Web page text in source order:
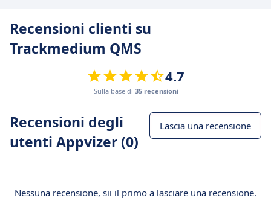
Recensioni clienti su
Trackmedium QMS
4.7
Sulla base di 35 recensioni
Recensioni degli
utenti Appvizer (0)
Lascia una recensione
Nessuna recensione, sii il primo a lasciare una recensione.